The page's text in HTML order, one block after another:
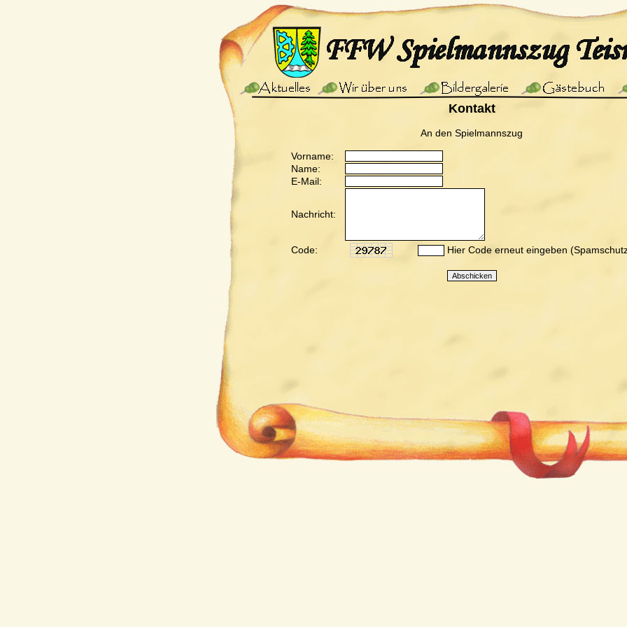
Kontakt
An den Spielmannszug
Vorname:
Name:
E-Mail:
Nachricht:
Code: Hier Code erneut eingeben